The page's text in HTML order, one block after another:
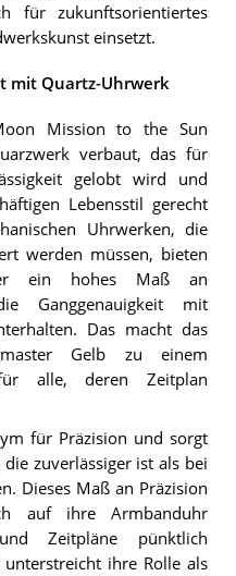
für zukunftsorientiertes
einsetzt.
mit Quartz-Uhrwerk
Mission to the Sun
verbaut, das für
gelobt wird und
Lebensstil gerecht
Uhrwerken, die
werden müssen, bieten
ein hohes Maß an
Ganggenauigkeit mit
Das macht das
Gelb zu einem
alle, deren Zeitplan
für Präzision und sorgt
zuverlässiger ist als bei
Dieses Maß an Präzision
auf ihre Armbanduhr
Zeitpläne pünktlich
ihre Rolle als